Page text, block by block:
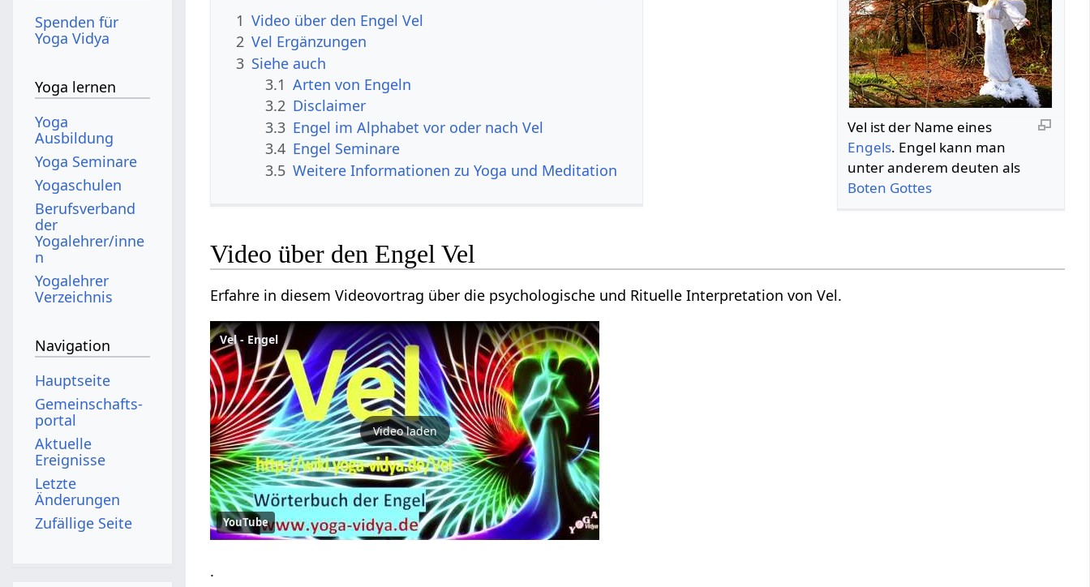
Vel ist der Name eines
Engels. Engel kann man
unter anderem deuten als
Boten Gottes
1 Video über den Engel Vel
2 Vel Ergänzungen
3 Siehe auch
3.1 Arten von Engeln
3.2 Disclaimer
3.3 Engel im Alphabet vor oder nach Vel
3.4 Engel Seminare
3.5 Weitere Informationen zu Yoga und Meditation
Video über den Engel Vel
Erfahre in diesem Videovortrag über die psychologische und Rituelle Interpretation von Vel.
Vel - Engel
Video laden
YouTube
.
Spenden für
Yoga Vidya
Yoga lernen
Yoga
Ausbildung
Yoga Seminare
Yogaschulen
Berufsverband
der
Yogalehrer/inne
n
Yogalehrer
Verzeichnis
Navigation
Hauptseite
Gemeinschafts­
portal
Aktuelle
Ereignisse
Letzte
Änderungen
Zufällige Seite